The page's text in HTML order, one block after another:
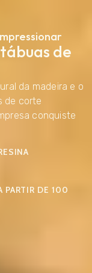
de
da madeira e o
de corte
conquiste
PARTIR DE 100